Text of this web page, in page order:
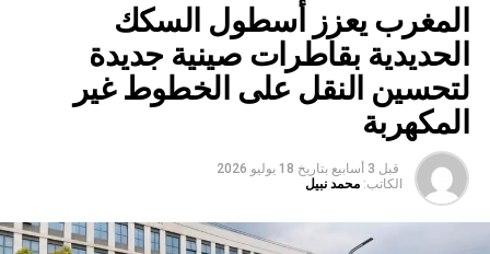
المغرب يعزز أسطول السكك
الحديدية بقاطرات صينية جديدة
لتحسين النقل على الخطوط غير
المكهربة
قبل 3 أسابيع بتاريخ 18 يوليو 2026
الكاتب: محمد نبيل